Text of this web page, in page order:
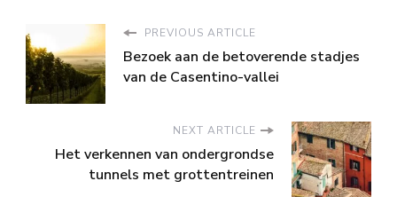
PREVIOUS ARTICLE
Bezoek aan de betoverende stadjes
van de Casentino-vallei
NEXT ARTICLE
Het verkennen van ondergrondse
tunnels met grottentreinen